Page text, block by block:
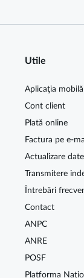
Utile
Aplicaţia mobilă
Cont client
Plată online
Factura pe e-
Actualizare
Transmitere
Întrebări
Contact
ANPC
ANRE
POSF
Platforma